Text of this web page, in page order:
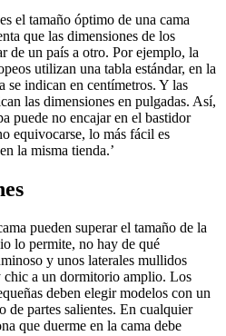
el tamaño óptimo de una cama
que las dimensiones de los
de un país a otro. Por ejemplo, la
utilizan una tabla estándar, en la
se indican en centímetros. Y las
las dimensiones en pulgadas. Así,
puede no encajar en el bastidor
equivocarse, lo más fácil es
la misma tienda.ʼ
pueden superar el tamaño de la
lo permite, no hay de qué
y unos laterales mullidos
chic a un dormitorio amplio. Los
deben elegir modelos con un
de partes salientes. En cualquier
que duerme en la cama debe